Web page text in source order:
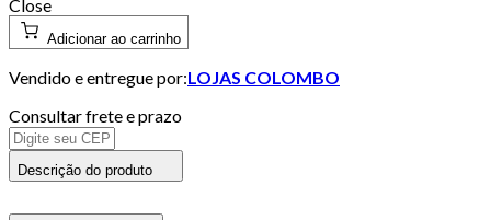
Close
Adicionar ao carrinho
Vendido e entregue por:LOJAS COLOMBO
Consultar frete e prazo
Descrição do produto